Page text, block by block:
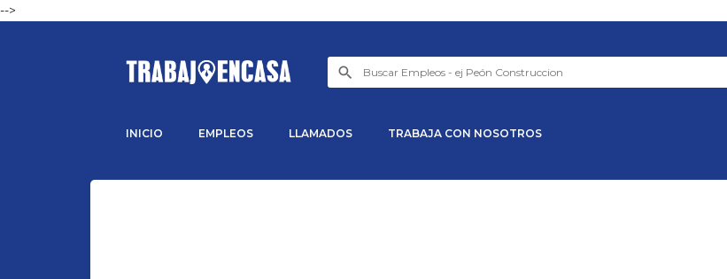
-->
INICIO EMPLEOS LLAMADOS TRABAJA CON NOSOTROS